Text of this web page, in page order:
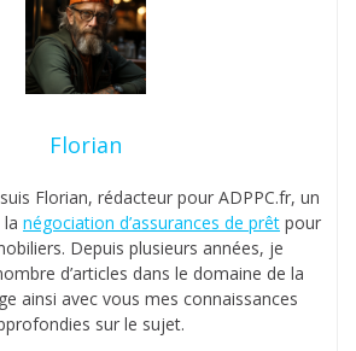
Florian
Florian, rédacteur pour ADPPC.fr, un
négociation d’assurances de prêt pour
Depuis plusieurs années, je
d’articles dans le domaine de la
ainsi avec vous mes connaissances
sur le sujet.